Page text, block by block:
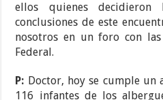
ellos quienes
conclusiones de este
nosotros en un foro con
Federal.
P: Doctor, hoy se cumple un
116 infantes de los